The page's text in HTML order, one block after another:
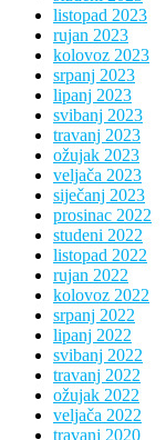
listopad 2023
rujan 2023
kolovoz 2023
srpanj 2023
lipanj 2023
svibanj 2023
travanj 2023
ožujak 2023
veljača 2023
siječanj 2023
prosinac 2022
studeni 2022
listopad 2022
rujan 2022
kolovoz 2022
srpanj 2022
lipanj 2022
svibanj 2022
travanj 2022
ožujak 2022
veljača 2022
travanj 2020